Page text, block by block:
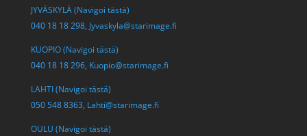
JYVÄSKYLÄ (Navigoi tästä)
040 18 18 298, Jyvaskyla@starimage.fi
KUOPIO (Navigoi tästä)
040 18 18 296, Kuopio@starimage.fi
LAHTI (Navigoi tästä)
050 548 8363, Lahti@starimage.fi
OULU (Navigoi tästä)